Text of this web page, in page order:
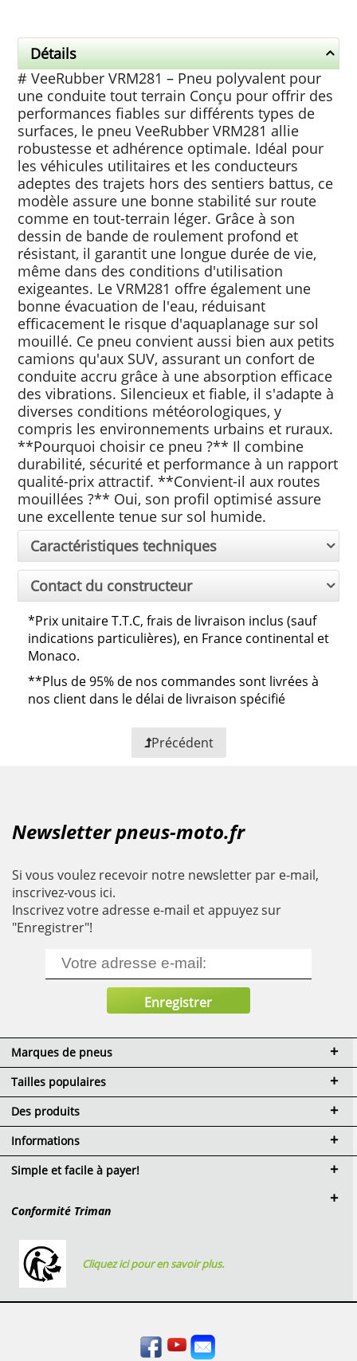
Détails
# VeeRubber VRM281 – Pneu polyvalent pour
une conduite tout terrain Conçu pour offrir des
performances fiables sur différents types de
surfaces, le pneu VeeRubber VRM281 allie
robustesse et adhérence optimale. Idéal pour
les véhicules utilitaires et les conducteurs
adeptes des trajets hors des sentiers battus, ce
modèle assure une bonne stabilité sur route
comme en tout-terrain léger. Grâce à son
dessin de bande de roulement profond et
résistant, il garantit une longue durée de vie,
même dans des conditions d'utilisation
exigeantes. Le VRM281 offre également une
bonne évacuation de l'eau, réduisant
efficacement le risque d'aquaplanage sur sol
mouillé. Ce pneu convient aussi bien aux petits
camions qu'aux SUV, assurant un confort de
conduite accru grâce à une absorption efficace
des vibrations. Silencieux et fiable, il s'adapte à
diverses conditions météorologiques, y
compris les environnements urbains et ruraux.
**Pourquoi choisir ce pneu ?** Il combine
durabilité, sécurité et performance à un rapport
qualité-prix attractif. **Convient-il aux routes
mouillées ?** Oui, son profil optimisé assure
une excellente tenue sur sol humide.
Caractéristiques techniques
Contact du constructeur
*Prix unitaire T.T.C, frais de livraison inclus (sauf
indications particulières), en France continental et
Monaco.
**Plus de 95% de nos commandes sont livrées à
nos client dans le délai de livraison spécifié
Précédent
Newsletter pneus-moto.fr
Si vous voulez recevoir notre newsletter par e-mail,
inscrivez-vous ici.
Inscrivez votre adresse e-mail et appuyez sur
"Enregistrer"!
Marques de pneus
Tailles populaires
Des produits
Informations
Inscription partenaire de
Simple et facile à payer!
Conformité Triman
Cliquez ici pour en savoir plus.